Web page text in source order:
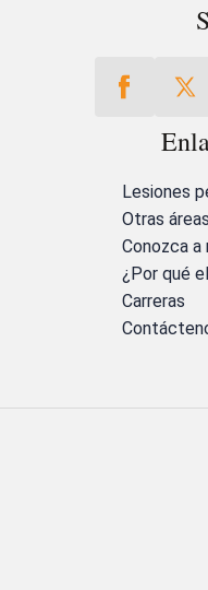
Lesiones
Otras
Conozca
¿Por qué
Carreras